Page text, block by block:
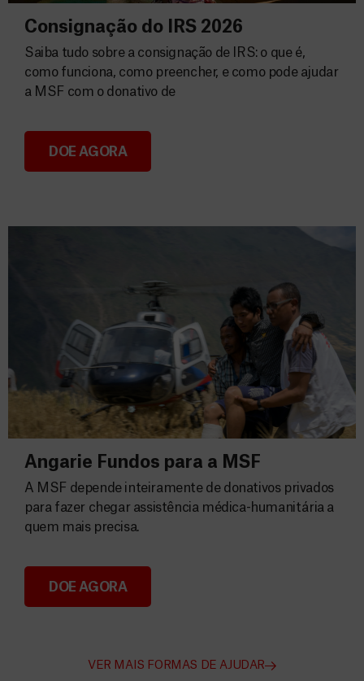
Consignação do IRS 2026
Consignação do IRS 2026
Saiba tudo sobre a consignação de IRS: o que é,
como funciona, como preencher, e como pode ajudar
a MSF com o donativo de
DOE AGORA
Angarie Fundos para a MSF
Angarie Fundos para a MSF
A MSF depende inteiramente de donativos privados
para fazer chegar assistência médica-humanitária a
quem mais precisa.
DOE AGORA
VER MAIS FORMAS DE AJUDAR